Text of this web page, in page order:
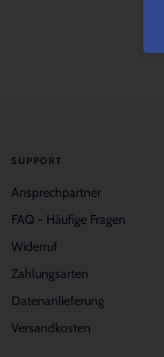
SUPPORT
Ansprechpartner
FAQ - Häufige Fragen
Widerruf
Zahlungsarten
Datenanlieferung
Versandkosten